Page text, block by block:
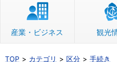
産業・ビジネス 観光
TOP カテゴリ 区分
手続き